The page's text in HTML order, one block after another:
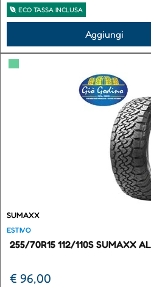
ECO TASSA INCLUSA
Aggiungi
▀
SUMAXX
ESTIVO
255/70R15 112/110S SUMAXX
€ 96,00